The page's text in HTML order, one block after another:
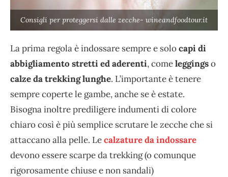
Consigli per proteggersi dalle zecche- wineandfoodtour.it
La prima regola è indossare sempre e solocapi di
abbigliamento stretti ed aderenti, comeleggingso
calze da trekking lunghe. L’importante è tenere
sempre coperte le gambe, anche se è estate.
Bisogna inoltre prediligere indumenti di colore
chiaro così è più semplice scrutare le zecche che si
attaccano alla pelle. Lecalzature da indossare
devono essere scarpe da trekking (o comunque
rigorosamente chiuse e non sandali)